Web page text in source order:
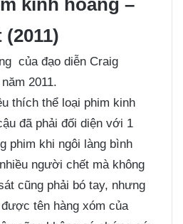
kinh hoàng –
của đạo diễn Craig
2011.
thích thể loại phim kinh
đã phải đối diện với 1
phim khi ngôi làng bình
người chết mà không
cũng phải bó tay, nhưng
tên hàng xóm của